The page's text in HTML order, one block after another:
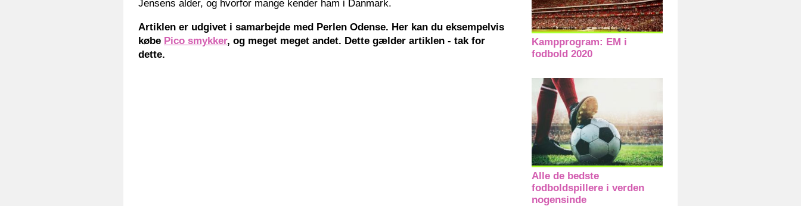
Jensens alder, og hvorfor mange kender ham i Danmark.
Artiklen er udgivet i samarbejde med Perlen Odense. Her kan du eksempelvis
købe Pico smykker, og meget meget andet. Dette gælder artiklen - tak for
dette.
Kampprogram: EM i
fodbold 2020
Alle de bedste
fodboldspillere i verden
nogensinde